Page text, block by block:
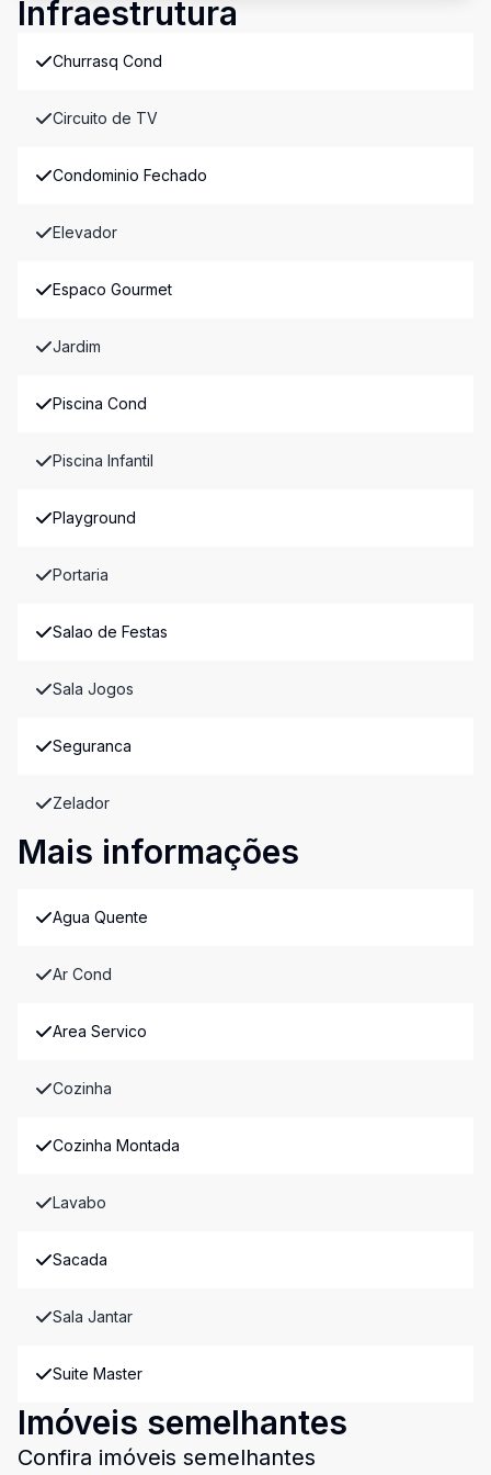
Infraestrutura
Churrasq Cond
Circuito de TV
Condominio Fechado
Elevador
Espaco Gourmet
Jardim
Piscina Cond
Piscina Infantil
Playground
Portaria
Salao de Festas
Sala Jogos
Seguranca
Zelador
Mais informações
Agua Quente
Ar Cond
Area Servico
Cozinha
Cozinha Montada
Lavabo
Sacada
Sala Jantar
Suite Master
Imóveis semelhantes
Confira imóveis semelhantes